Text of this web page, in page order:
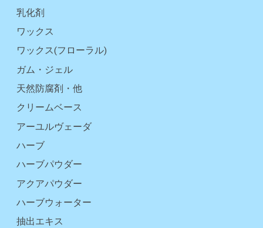
乳化剤
ワックス
ワックス(フローラル)
ガム・ジェル
天然防腐剤・他
クリームベース
アーユルヴェーダ
ハーブ
ハーブパウダー
アクアパウダー
ハーブウォーター
抽出エキス